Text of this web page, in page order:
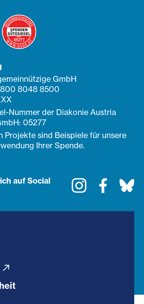
GmbH
8048 8500
Nummer der Diakonie Austria
05277
Projekte sind Beispiele für unsere
Ihrer Spende.
auf Social
Instagram